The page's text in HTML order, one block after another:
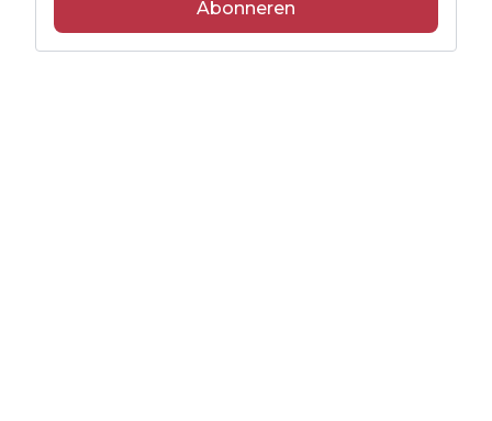
Abonneren